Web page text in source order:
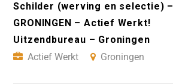
Schilder (werving en selectie) –
GRONINGEN – Actief Werkt!
Uitzendbureau – Groningen
Actief Werkt
Groningen